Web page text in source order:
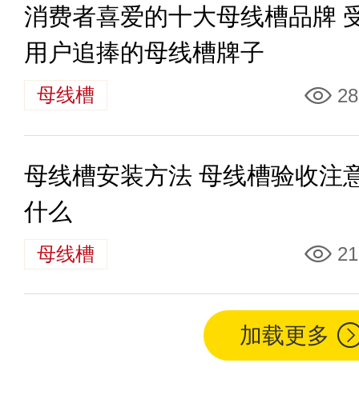
消费者喜爱的十大母线槽品牌
用户追捧的母线槽牌子
母线槽
母线槽安装方法 母线槽验收注
什么
母线槽
加载更多